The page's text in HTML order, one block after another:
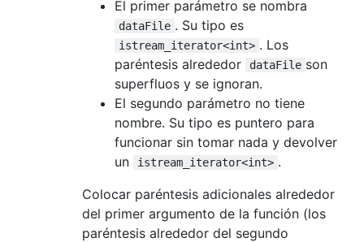
El primer parámetro se nombra
dataFile . Su tipo es
istream_iterator<int> . Los
paréntesis alrededor
dataFile son
superfluos y se ignoran.
El segundo parámetro no tiene
nombre. Su tipo es puntero para
funcionar sin tomar nada y devolver
un
istream_iterator<int> .
Colocar paréntesis adicionales alrededor
del primer argumento de la función (los
paréntesis alrededor del segundo